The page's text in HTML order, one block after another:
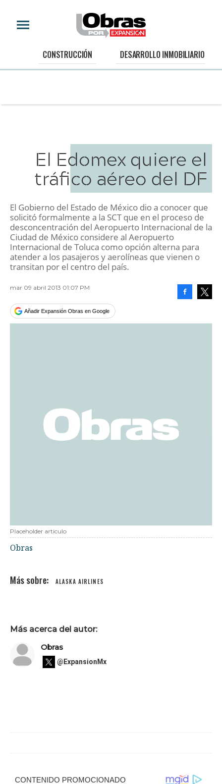
CONSTRUCCIÓN DESARROLLO INMOBILIARIO
El Edomex quiere el
tráfico aéreo del DF
El Gobierno del Estado de México dio a conocer que
solicitó formalmente a la SCT que en el proceso de
desconcentración del Aeropuerto Internacional de la
Ciudad de México considere al Aeropuerto
Internacional de Toluca como opción alterna para
atender a los pasajeros y aerolíneas que vienen o
transitan por el centro del país.
mar 09 abril 2013 01:07 PM
Añadir Expansión Obras en Google
Placeholder articulo
Obras
ALASKA AIRLINES
Más acerca del autor:
Obras
@ExpansionMx